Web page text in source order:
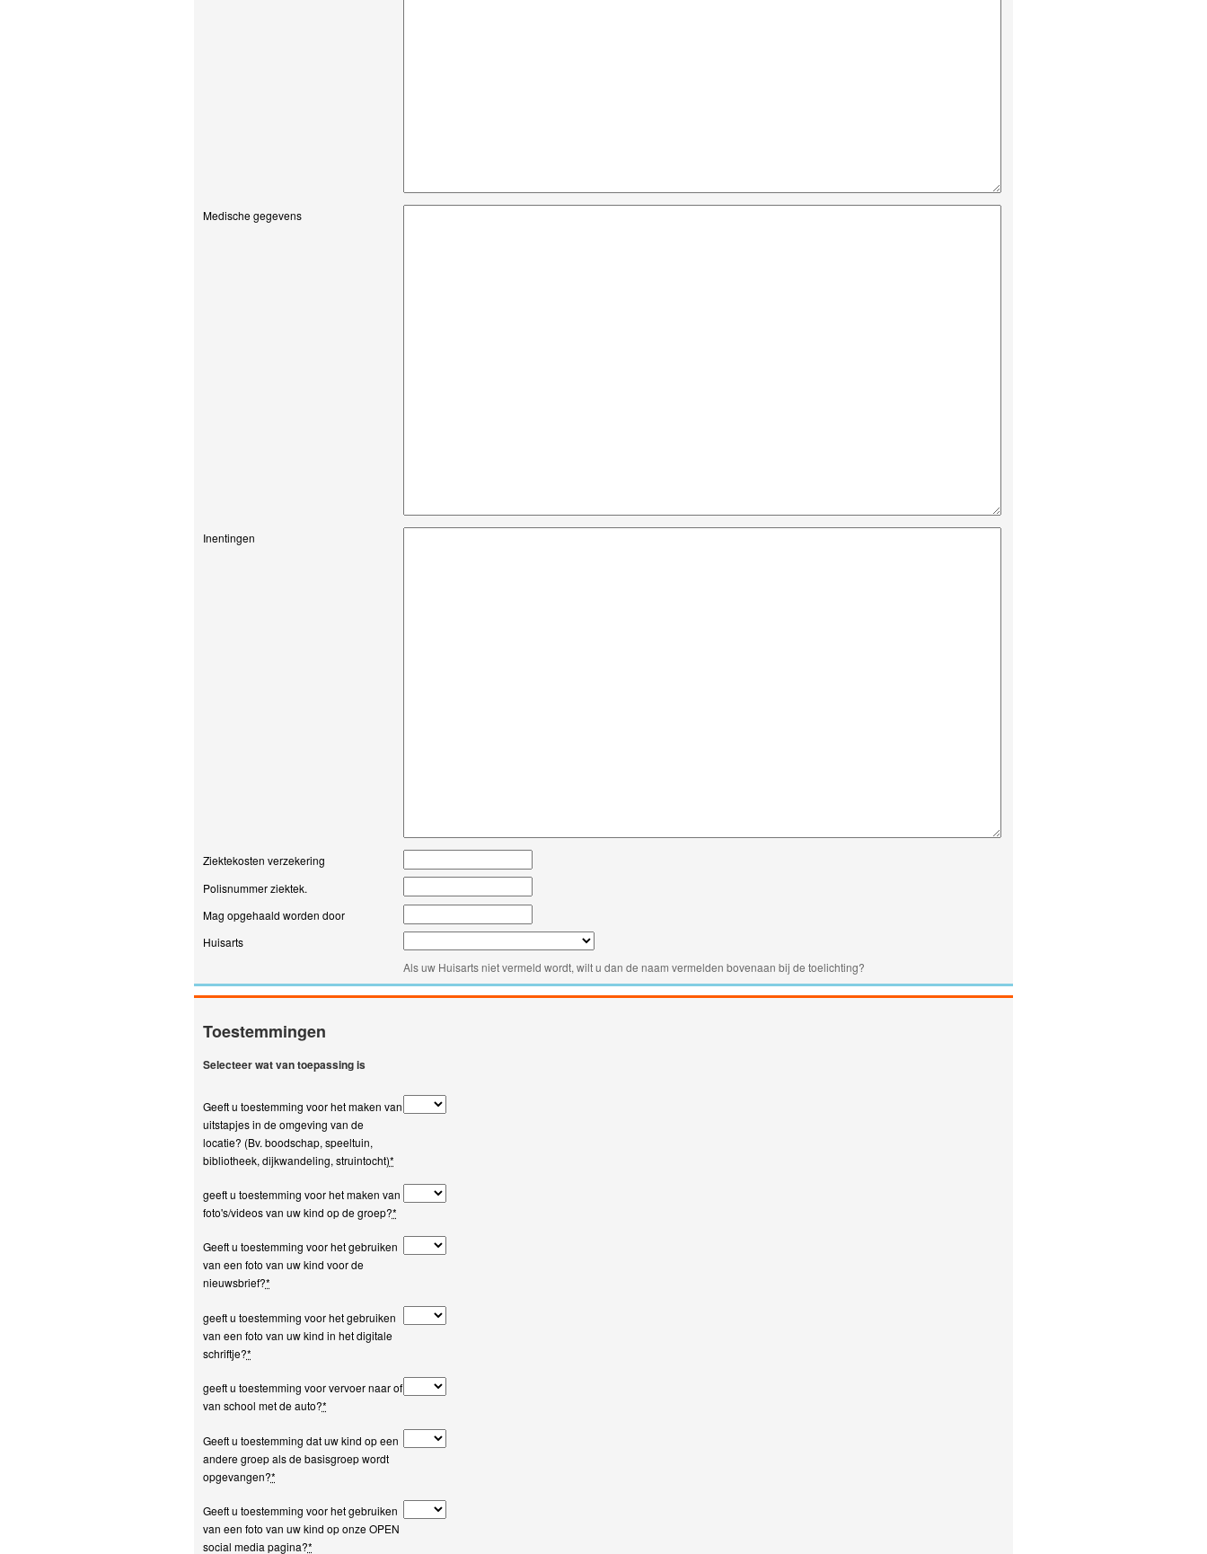
Medische gegevens
Inentingen
Ziektekosten verzekering
Polisnummer ziektek.
Mag opgehaald worden door
Huisarts
Als uw Huisarts niet vermeld wordt, wilt u dan de naam vermelden bovenaan bij de toelichting?
Toestemmingen
Selecteer wat van toepassing is
Geeft u toestemming voor het maken van
uitstapjes in de omgeving van de
locatie? (Bv. boodschap, speeltuin,
bibliotheek, dijkwandeling, struintocht)*
geeft u toestemming voor het maken van
foto's/videos van uw kind op de groep?*
Geeft u toestemming voor het gebruiken
van een foto van uw kind voor de
nieuwsbrief?*
geeft u toestemming voor het gebruiken
van een foto van uw kind in het digitale
schriftje?*
geeft u toestemming voor vervoer naar of
van school met de auto?*
Geeft u toestemming dat uw kind op een
andere groep als de basisgroep wordt
opgevangen?*
Geeft u toestemming voor het gebruiken
van een foto van uw kind op onze OPEN
social media pagina?*